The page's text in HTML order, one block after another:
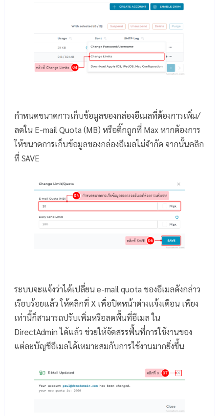
กำหนดขนาดการเก็บข้อมูลของกล่องอีเมลที่ต้องการเพิ่ม/
ลดใน E-mail Quota (MB) หรือติ๊กถูกที่ Max หากต้องการ
ให้ขนาดการเก็บข้อมูลของกล่องอีเมลไม่จำกัด จากนั้นคลิก
ที่ SAVE
ระบบจะแจ้งว่าได้เปลี่ยน e-mail quota ของอีเมลดังกล่าว
เรียบร้อยแล้ว ให้คลิกที่ X เพื่อปิดหน้าต่างแจ้งเตือน เพียง
เท่านี้ก็สามารถปรับเพิ่มหรือลดพื้นที่อีเมล ใน
DirectAdmin ได้แล้ว ช่วยให้จัดสรรพื้นที่การใช้งานของ
แต่ละบัญชีอีเมลได้เหมาะสมกับการใช้งานมากยิ่งขึ้น